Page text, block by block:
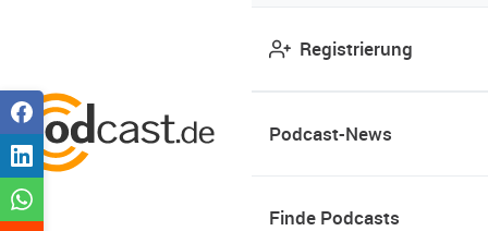
Registrierung
Podcast-News
Finde Podcasts